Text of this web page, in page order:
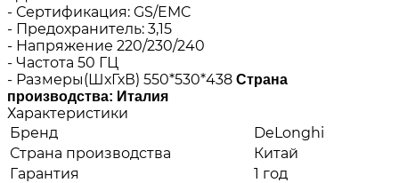
- Сертификация: GS/EMC
- Предохранитель: 3,15
- Напряжение 220/230/240
- Частота 50 ГЦ
- Размеры(ШхГхВ) 550*530*438 Страна
производства: Италия
Характеристики
Бренд
DeLonghi
Страна производства
Китай
Гарантия
1 год